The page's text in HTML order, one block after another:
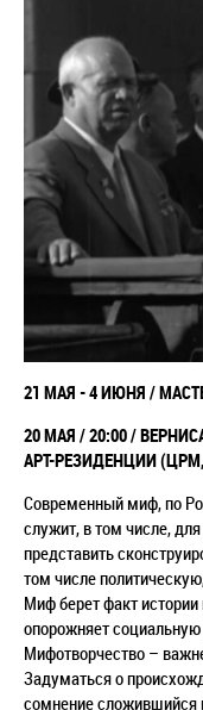
21 МАЯ - 4 ИЮНЯ /
20 МАЯ / 20:00 /
АРТ-РЕЗИДЕНЦИИ
Современный миф, по
служит, в том числе,
представить
том числе
Миф берет факт
опорожняет
Мифотворчество –
Задуматься о
сомнение сложившийся